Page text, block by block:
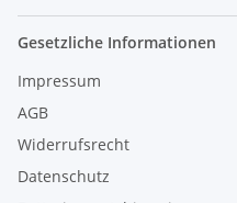
Gesetzliche Informationen
Impressum
AGB
Widerrufsrecht
Datenschutz